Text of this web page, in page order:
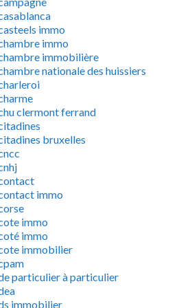
immo
immo
immobilière
nationale des huissiers
clermont ferrand
bruxelles
immo
immo
immo
immobilier
particulier à particulier
immobilier